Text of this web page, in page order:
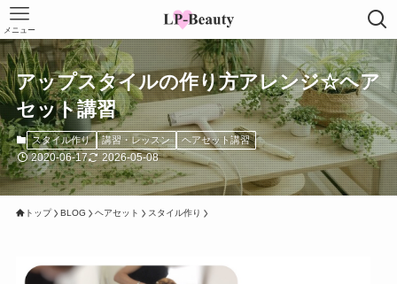
メニュー
アップスタイルの作り方アレンジ☆ヘア
セット講習
スタイル作り 講習・レッスン ヘアセット講習
2020-06-17 2026-05-08
トップ BLOG ヘアセット スタイル作り